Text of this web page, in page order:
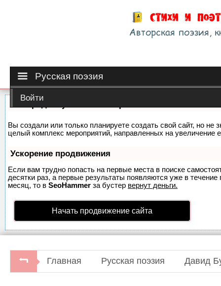
Русская поэзия
Войти
Вы создали или только планируете создать свой сайт, но не
целый комплекс мероприятий, направленных на увеличение
Ускорение продвижения
Если вам трудно попасть на первые места в поиске
десятки раз, а первые результаты появляются уже в
месяц, то в SeoHammer за бустер вернут деньги.
Начать продвижение сайта
Главная Русская поэзия Давид